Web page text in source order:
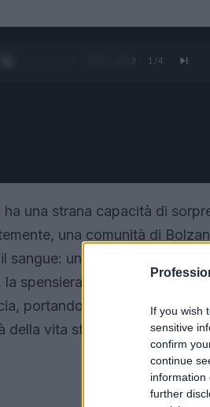
If you wish
sensitive
confirm
continue
information
further
0:28 / 1:23 1 /4
ha una strana capacità di
una comunità di
sangue: un bambino di tre
la spensieratezza
portando alla luce
della vita stessa.